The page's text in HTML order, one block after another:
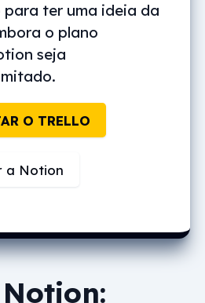
ter uma ideia da
o plano
seja
O TRELLO
a Notion